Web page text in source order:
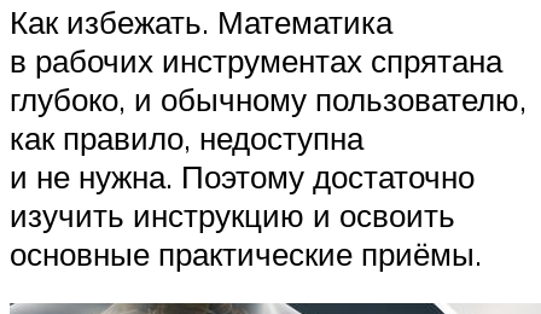
Как избежать. Математика
в рабочих инструментах спрятана
глубоко, и обычному пользователю,
как правило, недоступна
и не нужна. Поэтому достаточно
изучить инструкцию и освоить
основные практические приёмы.